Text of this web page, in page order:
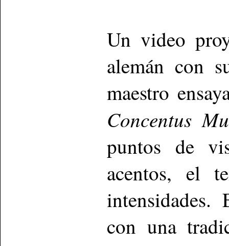
Un video
alemán con
maestro
Concentus
puntos de
acentos, el
con una